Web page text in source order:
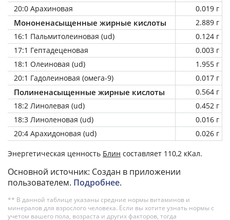
20:0 Арахиновая
0.019 г
Мононенасыщенные жирные кислоты
2.889 г
16:1 Пальмитолеиновая (ud)
0.124 г
17:1 Гептадеценовая
0.003 г
18:1 Олеиновая (ud)
1.955 г
20:1 Гадолеиновая (омега-9)
0.017 г
Полиненасыщенные жирные кислоты
0.564 г
18:2 Линолевая (ud)
0.452 г
18:3 Линоленовая (ud)
0.016 г
20:4 Арахидоновая (ud)
0.026 г
Энергетическая ценность Блин составляет 110,2 кКал.
Основной источник: Создан в приложении
пользователем. Подробнее.
** В данной таблице указаны средние нормы витаминов и
минералов для взрослого человека. Если вы хотите узнать нормы с
учетом вашего пола, возраста и других факторов, тогда